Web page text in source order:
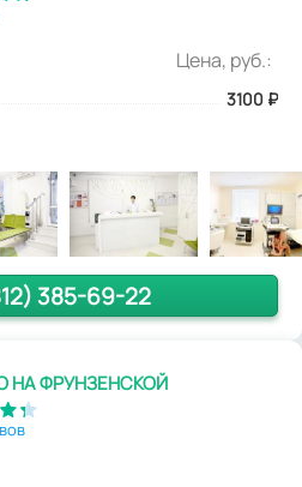
Цена, руб.:
3100 ₽
385-69-22
НА ФРУНЗЕНСКОЙ